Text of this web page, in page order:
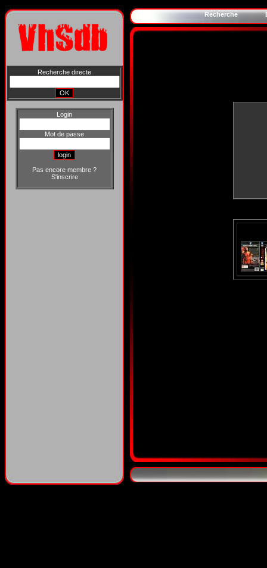
Recherche directe
Login
Mot de passe
Pas encore membre ?
S'inscrire
Recherche